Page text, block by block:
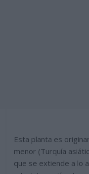
Esta planta es
menor (Turquía
que se extiende a lo